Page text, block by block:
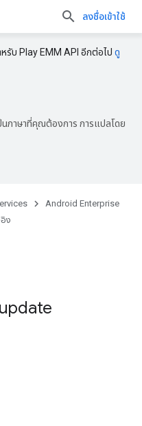
ลงชื่อเข้าใช้
หรับ Play EMM API อีกต่อไป ดู
นภาษาที่คุณต้องการ การแปลโดย
Android Enterprise
ง